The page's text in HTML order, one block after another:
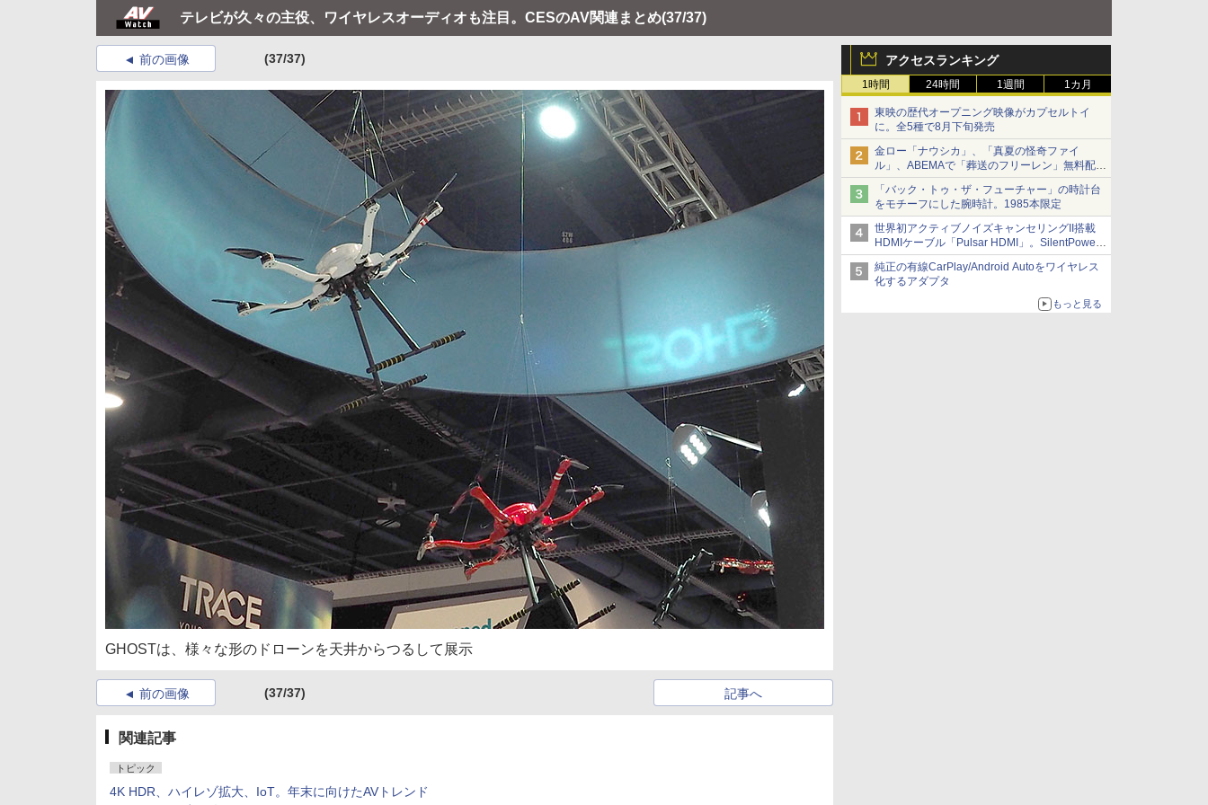
テレビが久々の主役、ワイヤレスオーディオも注目。CESのAV関連まとめ(37/37)
アクセスランキング
1時間 24時間 1週間 1カ月
東映の歴代オープニング映像がカプセルトイ
に。全5種で8月下旬発売
金ロー「ナウシカ」、「真夏の怪奇ファイ
ル」、ABEMAで「葬送のフリーレン」無料配信
など。夏の特番・配信情報
「バック・トゥ・ザ・フューチャー」の時計台
をモチーフにした腕時計。1985本限定
世界初アクティブノイズキャンセリングII搭載
HDMIケーブル「Pulsar HDMI」。SilentPower
から
純正の有線CarPlay/Android Autoをワイヤレス
化するアダプタ
もっと見る
前の画像 (37/37)
GHOSTは、様々な形のドローンを天井からつるして展示
前の画像 (37/37) 記事へ
関連記事
トピック
4K HDR、ハイレゾ拡大、IoT。年末に向けたAVトレンド